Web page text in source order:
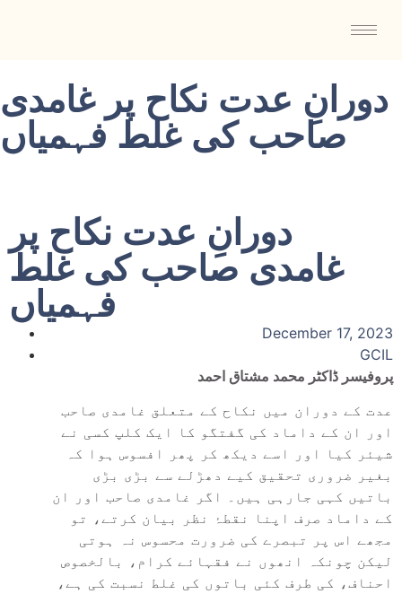
دورانِ عدت نکاح پر غامدی
صاحب کی غلط فہمیاں
دورانِ عدت نکاح پر
غامدی صاحب کی غلط
فہمیاں
December 17, 2023
GCIL
پروفیسر ڈاکٹر محمد مشتاق احمد
عدت کے دوران میں نکاح کے متعلق غامدی صاحب
اور ان کے داماد کی گفتگو کا ایک کلپ کسی نے
شیئر کیا اور اسے دیکھ کر پھر افسوس ہوا کہ
بغیر ضروری تحقیق کیے دھڑلے سے بڑی بڑی
باتیں کہی جارہی ہیں۔ اگر غامدی صاحب اور ان
کے داماد صرف اپنا نقطۂ نظر بیان کرتے، تو
مجھے اس پر تبصرے کی ضرورت محسوس نہ ہوتی
لیکن چونکہ انھوں نے فقہائے کرام، بالخصوص
احناف، کی طرف کئی باتوں کی غلط نسبت کی ہے،